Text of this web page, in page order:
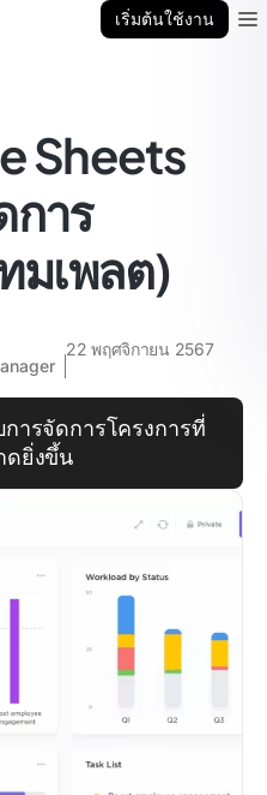
เริ่มต้นใช้งาน
Sheets
การ
มเพลต)
22 พฤศจิกายน 2567
ารจัดการโครงการที่
ดยิ่งขึ้น